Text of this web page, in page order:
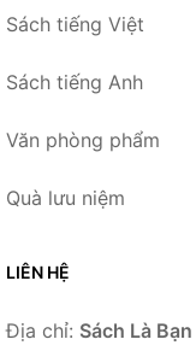
Sách tiếng Việt
Sách tiếng Anh
Văn phòng phẩm
Quà lưu niệm
LIÊN HỆ
Địa chỉ: Sách Là Bạn